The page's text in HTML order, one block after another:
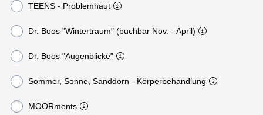
TEENS - Problemhaut
Dr. Boos "Wintertraum" (buchbar Nov. - April)
Dr. Boos "Augenblicke"
Sommer, Sonne, Sanddorn - Körperbehandlung
MOORments